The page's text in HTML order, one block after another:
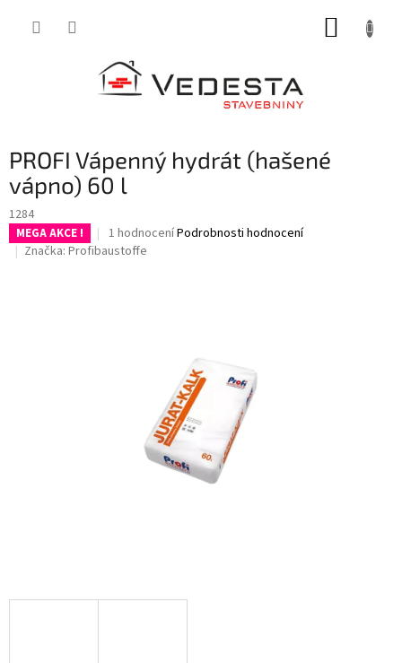
PROFI Vápenný hydrát (hašené
vápno) 60 l
1284
MEGA AKCE !
Průměrné
hodnocení
1 hodnoceníPodrobnosti hodnocení
Značka: Profibaustoffe